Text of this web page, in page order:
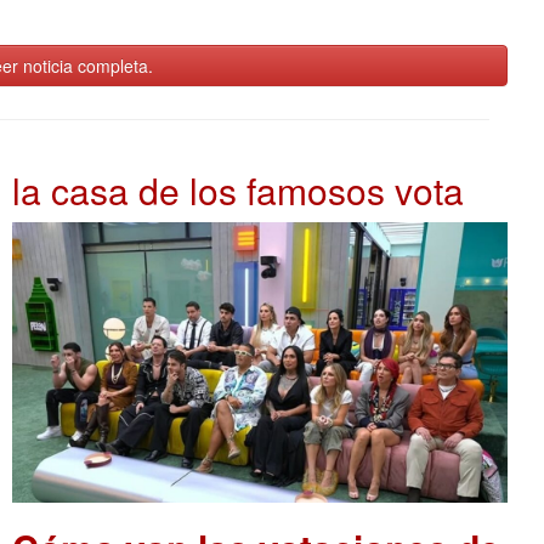
noticia completa.
la casa de los famosos vota